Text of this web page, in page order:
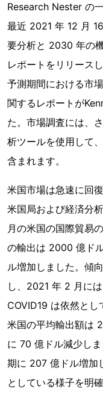
Research Nester の
最近 2021 年 12 月
要分析と 2030 年の
レポートをリリース
予測期間における市
関するレポートが
た。市場調査には、
析ツールを使用して
含まれます。
米国市場は急速に回
米国局および経済分
月の米国の国際貿易
の輸出は 2000 億ド
ル増加しました。傾
し、2021 年 2 月に
COVID19 は依然とし
米国の平均輸出額は
に 70 億ドル減少し
期に 207 億ドル増加
としている様子を明